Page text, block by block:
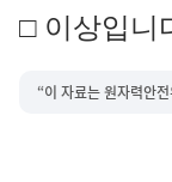
□ 이상입니
“이 자료는 원자력안